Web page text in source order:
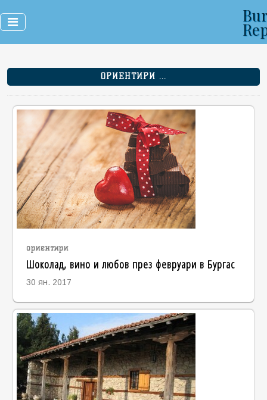
ОРИЕНТИРИ ...
ориентири
Шоколад, вино и любов през февруари в Бургас
30 ян. 2017